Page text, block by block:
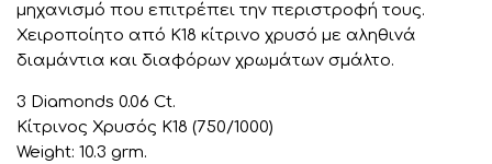
μηχανισμό που επιτρέπει την περιστροφή τους.
Χειροποίητο από K18 κίτρινο χρυσό με αληθινά
διαμάντια και διαφόρων χρωμάτων σμάλτο.
3 Diamonds 0.06 Ct.
Κίτρινος Χρυσός K18 (750/1000)
Weight: 10.3 grm.